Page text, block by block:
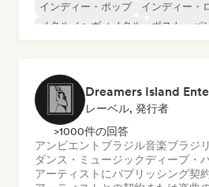
インディー・ポップ
インディー・
メタル／ヘヴィメタル
ポスト・パ
Dreamers Island
レーベル, 発行者
>1000件の回答
アンビエント ブラジル音楽ブラジ
ダンス・ミュージックディープ・
アーティストにパブリッシング契